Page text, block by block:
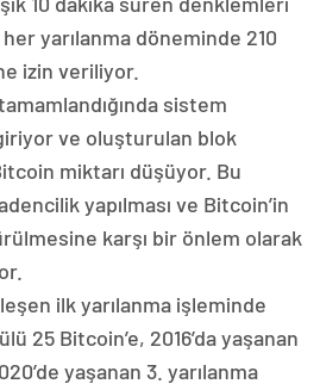
yarılanma döneminde 210
izin veriliyor.
sistem
ve oluşturulan blok
miktarı düşüyor. Bu
yapılması ve Bitcoin’in
karşı bir önlem olarak
ilk yarılanma işleminde
25 Bitcoin’e, 2016’da yaşanan
yaşanan 3. yarılanma